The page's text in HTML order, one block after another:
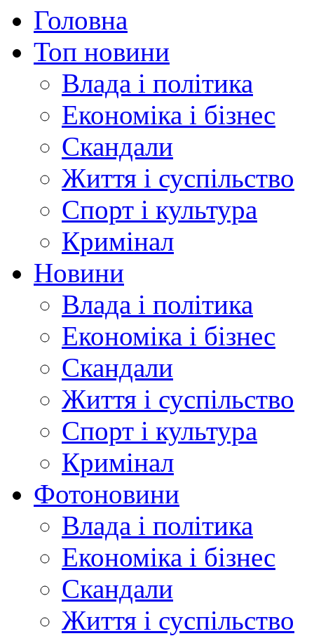
Головна
Топ новини
Влада і політика
Економіка і бізнес
Скандали
Життя і суспільство
Спорт і культура
Кримінал
Новини
Влада і політика
Економіка і бізнес
Скандали
Життя і суспільство
Спорт і культура
Кримінал
Фотоновини
Влада і політика
Економіка і бізнес
Скандали
Життя і суспільство